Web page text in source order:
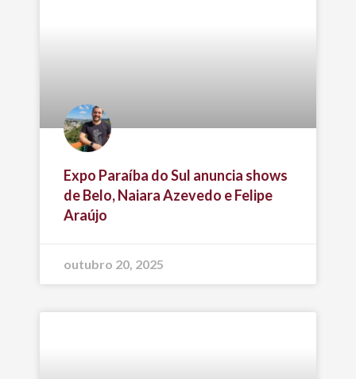
Expo Paraíba do Sul anuncia shows
de Belo, Naiara Azevedo e Felipe
Araújo
outubro 20, 2025